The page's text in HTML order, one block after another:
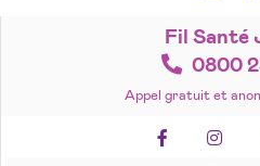
Fil Santé
0800
Appel gratuit et
Facebook